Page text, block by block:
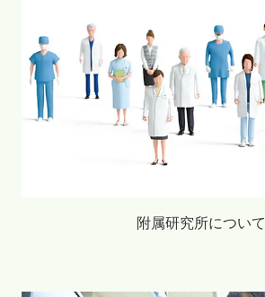
附属研究所について